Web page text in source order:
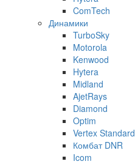
ComTech
Динамики
TurboSky
Motorola
Kenwood
Hytera
Midland
AjetRays
Diamond
Optim
Vertex Standard
Комбат DNR
Icom